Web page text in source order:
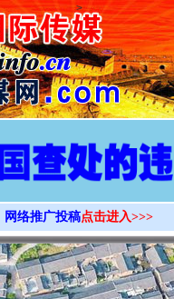
>
网络推广投稿点击进入>>>